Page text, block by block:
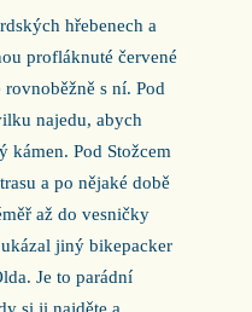
hřebenech a
profláknuté červené
s ní. Pod
najedu, abych
kámen. Pod Stožcem
a po nějaké době
až do vesničky
jiný bikepacker
Je to parádní